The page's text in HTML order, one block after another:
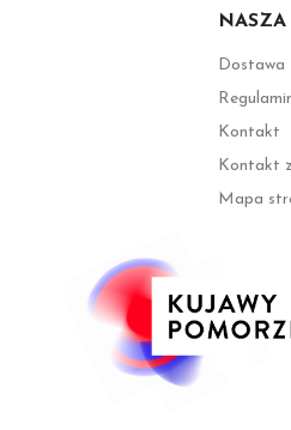
Dostawa
Kontakt
Kontakt
Mapa